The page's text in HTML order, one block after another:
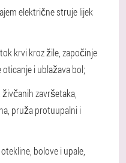
električne struje lijek
krvi kroz žile, započinje
i ublažava bol;
završetaka,
pruža protuupalni i
bolove i upale,